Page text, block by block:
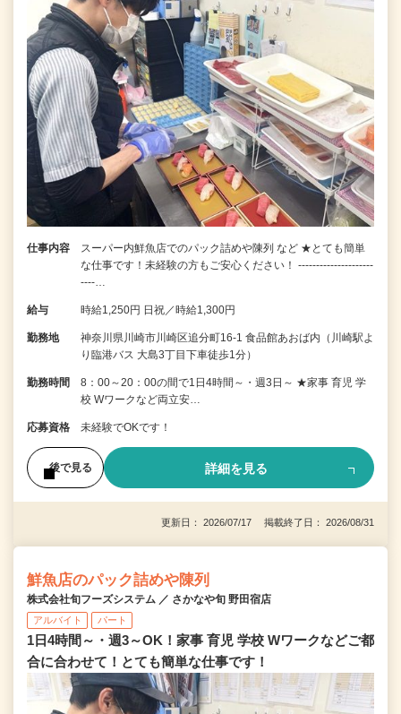
仕事内容
スーパー内鮮魚店でのパック詰めや陳列 など ★とても簡単
な仕事です！未経験の方もご安心ください！ ---------------------
----…
給与 時給1,250円 日祝／時給1,300円
勤務地
神奈川県川崎市川崎区追分町16-1 食品館あおば内（川崎駅よ
り臨港バス 大島3丁目下車徒歩1分）
勤務時間
8：00～20：00の間で1日4時間～・週3日～ ★家事 育児 学
校 Wワークなど両立安…
応募資格 未経験でOKです！
後で見る 詳細を見る
更新日： 2026/07/17 掲載終了日： 2026/08/31
鮮魚店のパック詰めや陳列
株式会社旬フーズシステム ／ さかなや旬 野田宿店
アルバイト パート
1日4時間～・週3～OK！家事 育児 学校 Wワークなどご都
合に合わせて！とても簡単な仕事です！